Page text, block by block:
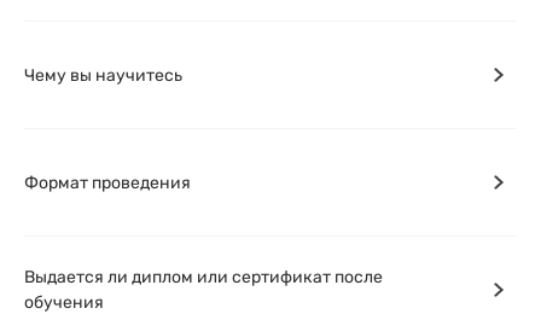
Чему вы научитесь
Формат проведения
Выдается ли диплом или сертификат после
обучения